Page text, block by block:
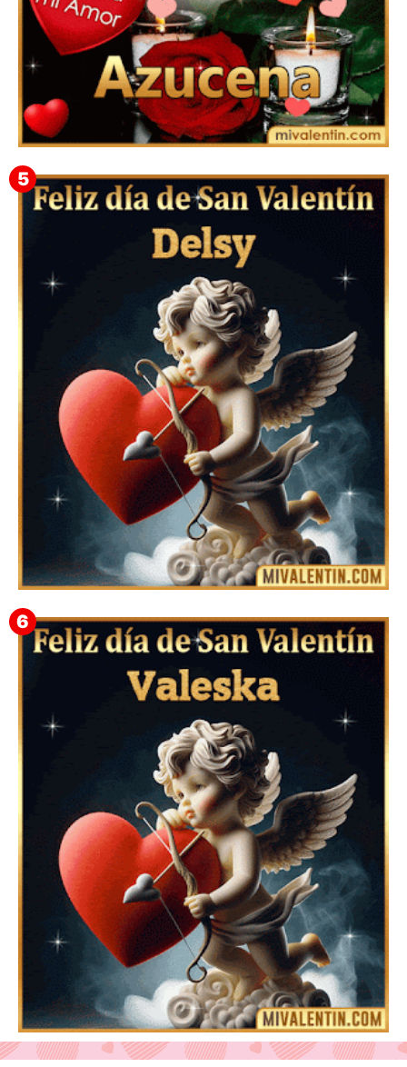
Feliz San Valentín Azucena
Feliz San Valentín Delsy